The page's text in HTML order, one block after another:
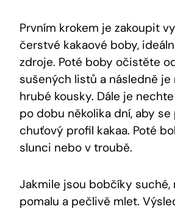
Prvním‌ krokem je ‌zakoupit
čerstvé kakaové boby,
⁣zdroje. Poté boby očistěte
sušených ⁤listů a následně je
hrubé kousky. Dále je​
po dobu několika dní, ⁢aby
chuťový profil kakaa. Poté
slunci nebo v troubě.
Jakmile‌ jsou ⁢bobčíky suché,
pomalu a pečlivě mlet.